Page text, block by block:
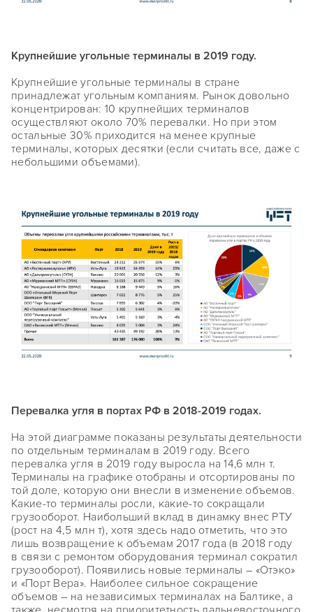
Крупнейшие угольные терминалы в 2019 году.
Крупнейшие угольные терминалы в стране
принадлежат угольным компаниям. Рынок довольно
концентрирован: 10 крупнейших терминалов
осуществляют около 70% перевалки. Но при этом
остальные 30% приходится на менее крупные
терминалы, которых десятки (если считать все, даже с
небольшими объемами).
Перевалка угля в портах РФ в 2018-2019 годах.
На этой диаграмме показаны результаты деятельности
по отдельным терминалам в 2019 году. Всего
перевалка угля в 2019 году выросла на 14,6 млн т.
Терминалы на графике отобраны и отсортированы по
той доле, которую они внесли в изменение объемов.
Какие-то терминалы росли, какие-то сокращали
грузооборот. Наибольший вклад в динамку внес РТУ
(рост на 4,5 млн т), хотя здесь надо отметить, что это
лишь возвращение к объемам 2017 года (в 2018 году
в связи с ремонтом оборудования терминал сократил
грузооборот). Появились новые терминалы – «Отэко»
и «Порт Вера». Наиболее сильное сокращение
объемов – на независимых терминалах на Балтике, а